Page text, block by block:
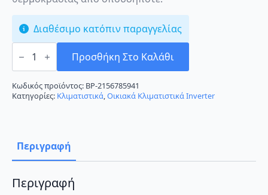
Διαθέσιμο κατόπιν παραγγελίας
Samsung
AR24TXFYAWKNEU/AR24TXFYAWKXEU
Inverter
24000
BTU
A++/A+
ποσότητα
Προσθήκη Στο Καλάθι
Κωδικός προϊόντος: BP-2156785941
Κατηγορίες: Κλιματιστικά,Οικιακά Κλιματιστικά Inverter
Περιγραφή
Περιγραφή